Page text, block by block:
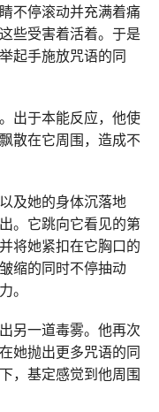
不停滚动并充满着痛
些受害着活着。于是
起手施放咒语的同
出于本能反应，他使
散在它周围，造成不
及她的身体沉落地
。它跳向它看见的第
将她紧扣在它胸口的
缩的同时不停抽动
。
另一道毒雾。他再次
她抛出更多咒语的同
，基定感觉到他周围